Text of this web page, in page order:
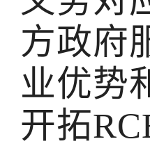
方政府
业优势
开拓